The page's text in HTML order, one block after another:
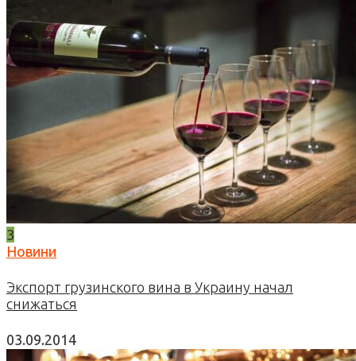
3
Новини
Экспорт грузинского вина в Украину начал
снижаться
03.09.2014